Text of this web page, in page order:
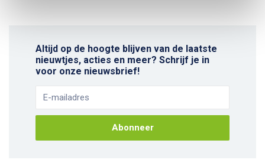
Altijd op de hoogte blijven van de laatste
nieuwtjes, acties en meer? Schrijf je in
voor onze nieuwsbrief!
Abonneer